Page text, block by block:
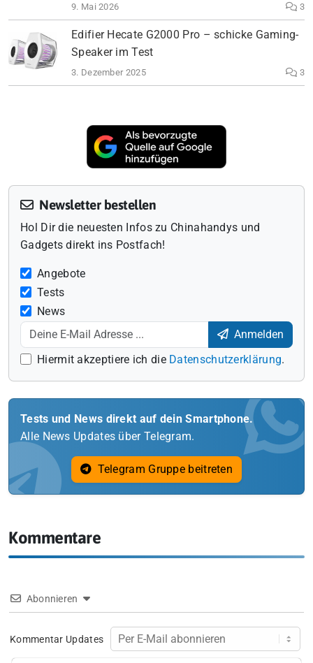
9. Mai 2026 3
Edifier Hecate G2000 Pro – schicke Gaming-
Speaker im Test
3. Dezember 2025 3
Newsletter bestellen
Hol Dir die neuesten Infos zu Chinahandys und
Gadgets direkt ins Postfach!
Angebote
Tests
News
Anmelden
Hiermit akzeptiere ich die Datenschutzerklärung.
Tests und News direkt auf dein Smartphone.
Alle News Updates über Telegram.
Telegram Gruppe beitreten
Kommentare
Abonnieren
Kommentar Updates